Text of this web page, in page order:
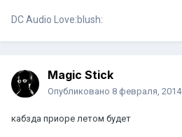
DC Audio Love:blush:
Magic Stick
Опубликовано 8 февраля, 2014
кабзда приоре летом будет